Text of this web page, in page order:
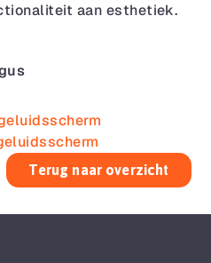
aan esthetiek.
Terug naar overzicht